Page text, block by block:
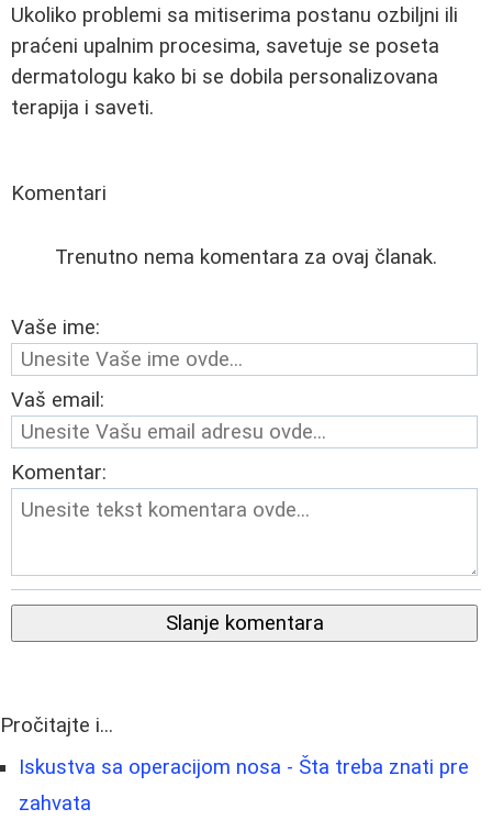
Ukoliko problemi sa mitiserima postanu ozbiljni ili
praćeni upalnim procesima, savetuje se poseta
dermatologu kako bi se dobila personalizovana
terapija i saveti.
Komentari
Trenutno nema komentara za ovaj članak.
Vaše ime:
Vaš email:
Komentar:
Slanje komentara
Pročitajte i...
Iskustva sa operacijom nosa - Šta treba znati pre
zahvata